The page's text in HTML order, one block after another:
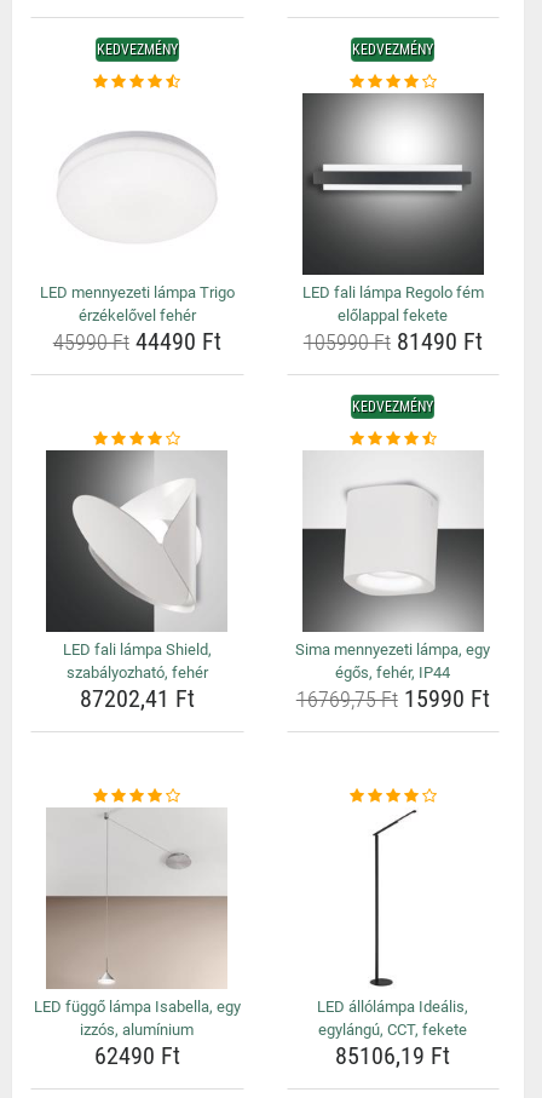
KEDVEZMÉNY
LED mennyezeti lámpa Trigo
érzékelővel fehér
45990 Ft44490 Ft
KEDVEZMÉNY
LED fali lámpa Regolo fém
előlappal fekete
105990 Ft81490 Ft
LED fali lámpa Shield,
szabályozható, fehér
87202,41 Ft
KEDVEZMÉNY
Sima mennyezeti lámpa, egy
égős, fehér, IP44
16769,75 Ft15990 Ft
LED függő lámpa Isabella, egy
izzós, alumínium
62490 Ft
LED állólámpa Ideális,
egylángú, CCT, fekete
85106,19 Ft